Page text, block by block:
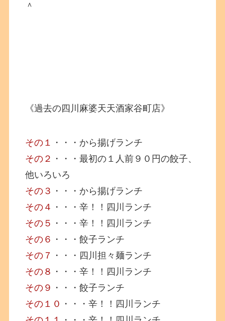
＾
《過去の四川麻婆天天酒家谷町店》
その１ ・・・から揚げランチ
その２ ・・・最初の１人前９０円の餃子、
他いろいろ
その３ ・・・から揚げランチ
その４ ・・・辛！！四川ランチ
その５ ・・・辛！！四川ランチ
その６ ・・・餃子ランチ
その７ ・・・四川担々麺ランチ
その８ ・・・辛！！四川ランチ
その９ ・・・餃子ランチ
その１０ ・・・辛！！四川ランチ